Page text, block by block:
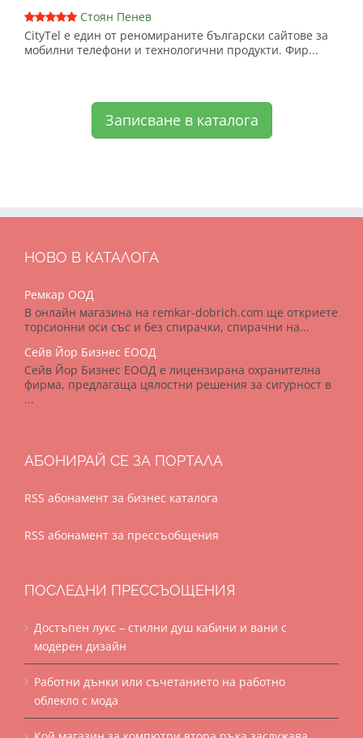
Стоян Пенев
CityTel е един от реномираните български сайтове за
мобилни телефони и технологични продукти. Фир...
Записване в каталога
НОВО В КАТАЛОГА
Ремкар ООД
В онлайн магазина на remkar-dobrich.com ще откриете
торсионни оси със и без спирачки, спирачни на...
Сейв Йор Бизнес ЕООД
Сейв Йор Бизнес ЕООД е лицензирана охранителна
фирма, предлагаща цялостни решения за сигурност в
...
АБОНИРАЙ СЕ ЗА ПОРТАЛА
RSS абонамент за бизнес каталога
RSS абонамент за прессъобщения
ПОСЛЕДНИ ПРЕССЪОЩЕНИЯ
Достъпен лукс – стилни душ кабини и вани с
модерен дизайн
Работни дънки или съчетанието на работно
облекло с мода